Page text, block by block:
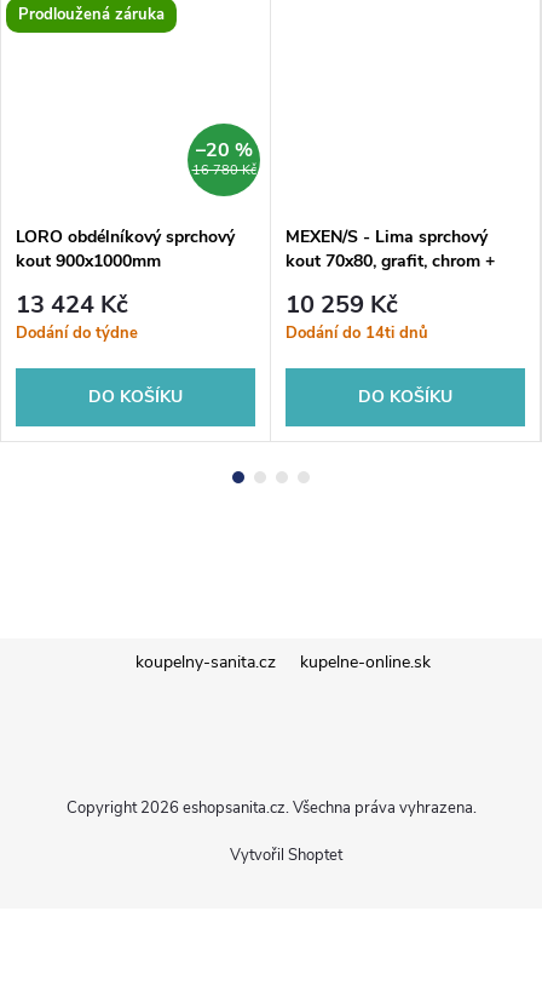
Prodloužená záruka
16 780 Kč
–20 %
LORO obdélníkový sprchový
kout 900x1000mm
13 424 Kč
Dodání do týdne
DO KOŠÍKU
MEXEN/S - Lima sprchový
kout 70x80, grafit, chrom +
070-080-01-40-4010
10 259 Kč
Dodání do 14ti dnů
DO KOŠÍKU
koupelny-sanita.cz kupelne-online.sk
Vytvořil Shoptet
Copyright 2026 eshopsanita.cz. Všechna práva vyhrazena.